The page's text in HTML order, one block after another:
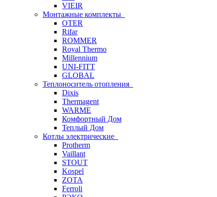
VIEIR
Монтажные комплекты
OTER
Rifar
ROMMER
Royal Thermo
Millennium
UNI-FITT
GLOBAL
Теплоноситель отопления
Dixis
Thermagent
WARME
Комфортный Дом
Теплый Дом
Котлы электрические
Protherm
Vaillant
STOUT
Kospel
ZOTA
Ferroli